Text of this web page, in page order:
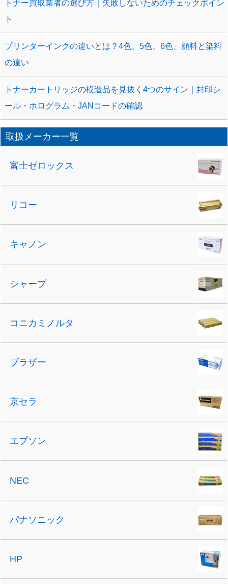
トナー買取業者の選び方｜失敗しないためのチェックポイン
ト
プリンターインクの違いとは？4色、5色、6色、顔料と染料
の違い
トナーカートリッジの模造品を見抜く4つのサイン｜封印シ
ール・ホログラム・JANコードの確認
取扱メーカー一覧
富士ゼロックス
リコー
キャノン
シャープ
コニカミノルタ
ブラザー
京セラ
エプソン
NEC
パナソニック
HP